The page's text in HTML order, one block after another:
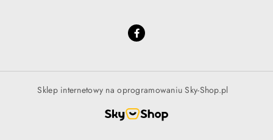
Sklep internetowy na oprogramowaniu Sky-Shop.pl